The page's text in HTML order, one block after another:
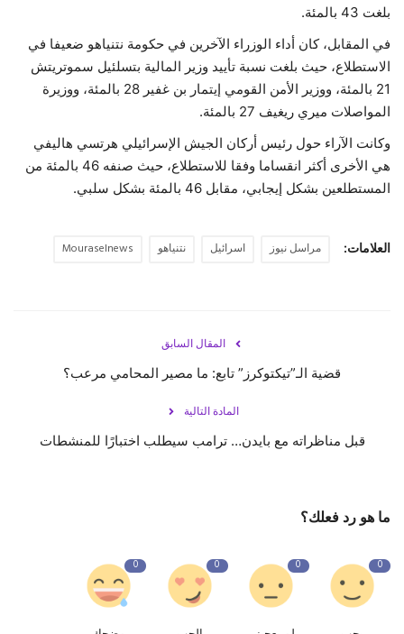
بلغت 43 بالمئة.
في المقابل، كان أداء الوزراء الآخرين في حكومة نتنياهو ضعيفا في
الاستطلاع، حيث بلغت نسبة تأييد وزير المالية بتسلئيل سموتريتش
21 بالمئة، ووزير الأمن القومي إيتمار بن غفير 28 بالمئة، ووزيرة
المواصلات ميري ريغيف 27 بالمئة.
وكانت الآراء حول رئيس أركان الجيش الإسرائيلي هرتسي هاليفي
هي الأخرى أكثر انقساما وفقا للاستطلاع، حيث صنفه 46 بالمئة من
المستطلعين بشكل إيجابي، مقابل 46 بالمئة بشكل سلبي.
العلامات: مراسل نيوز اسرائيل نتنياهو Mouraselnews
المقال السابق
قضية الـ”تيكتوكرز” تابع: ما مصير المحامي مرعب؟
المادة التالية
قبل مناظراته مع بايدن… ترامب سيطلب اختبارًا للمنشطات
ما هو رد فعلك؟
0
0
0
0